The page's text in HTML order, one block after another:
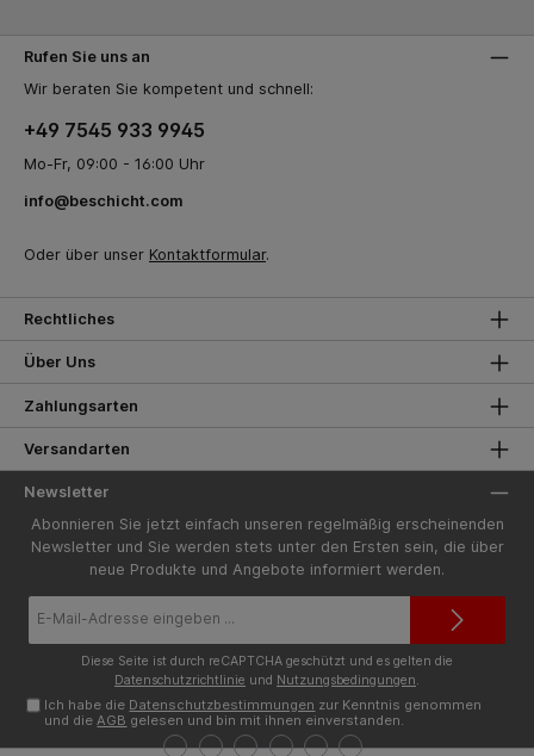
Rufen Sie uns an
Wir beraten Sie kompetent und schnell:
+49 7545 933 9945
Mo-Fr, 09:00 - 16:00 Uhr
info@beschicht.com
Oder über unser Kontaktformular.
Rechtliches
Über Uns
Zahlungsarten
Versandarten
Newsletter
Abonnieren Sie jetzt einfach unseren regelmäßig erscheinenden
Newsletter und Sie werden stets unter den Ersten sein, die über
neue Produkte und Angebote informiert werden.
Mail-
Diese Seite ist durch reCAPTCHA geschützt und es gelten die
Datenschutzrichtlinie und Nutzungsbedingungen.
Ich habe die Datenschutzbestimmungen zur Kenntnis genommen
und dieAGB gelesen und bin mit ihnen einverstanden.